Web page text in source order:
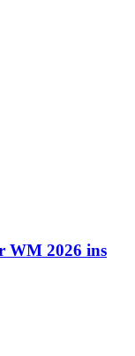
WM 2026 ins